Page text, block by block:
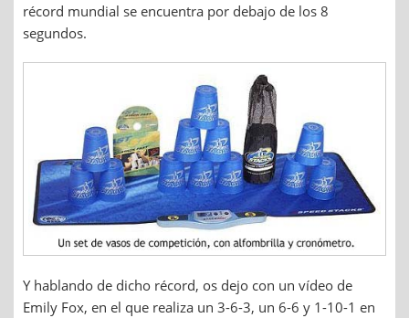
récord mundial se encuentra por debajo de los 8
segundos.
Y hablando de dicho récord, os dejo con un vídeo de
Emily Fox, en el que realiza un 3-6-3, un 6-6 y 1-10-1 en